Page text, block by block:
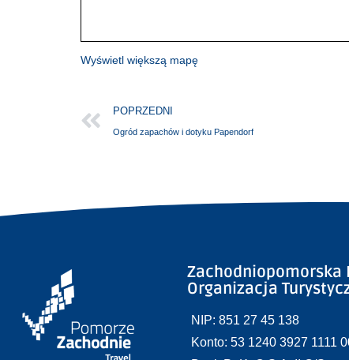
Wyświetl większą mapę
POPRZEDNI
Ogród zapachów i dotyku Papendorf
Zachodniopomorska
Organizacja
NIP: 851 27 45 138
Konto: 53 1240 3927 1111